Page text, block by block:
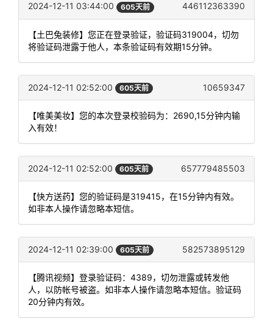
2024-12-11 03:44:00 605天前 446112363390
【土巴兔装修】您正在登录验证，验证码319004，切勿
将验证码泄露于他人，本条验证码有效期15分钟。
2024-12-11 02:52:00 605天前 10659347
【唯美美妆】您的本次登录校验码为：2690,15分钟内输
入有效！
2024-12-11 02:52:00 605天前 657779485503
【快方送药】您的验证码是319415，在15分钟内有效。
如非本人操作请忽略本短信。
2024-12-11 02:39:00 605天前 582573895129
【腾讯视频】登录验证码：4389，切勿泄露或转发他
人，以防帐号被盗。如非本人操作请忽略本短信。验证码
20分钟内有效。